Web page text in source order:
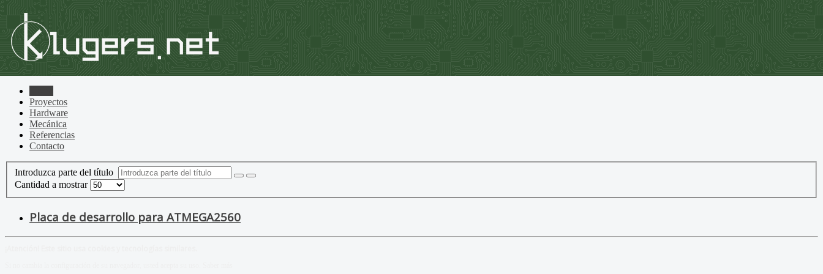
Proyectos
Hardware
Mecánica
Referencias
Contacto
Introduzca parte del título
Cantidad a mostrar
Placa de desarrollo para ATMEGA2560